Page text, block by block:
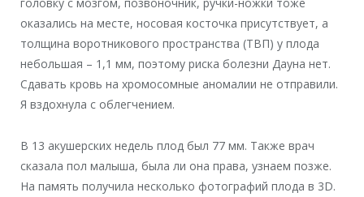
оказались на месте, носовая косточка присутствует, а
толщина воротникового пространства (ТВП) у плода
небольшая – 1,1 мм, поэтому риска болезни Дауна нет.
Сдавать кровь на хромосомные аномалии не отправили.
Я вздохнула с облегчением.
В 13 акушерских недель плод был 77 мм. Также врач
сказала пол малыша, была ли она права, узнаем позже.
На память получила несколько фотографий плода в 3D.